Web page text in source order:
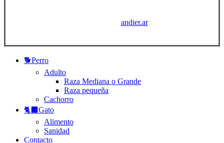
andier.ar
Close
🐕Perro
Adulto
Raza Mediana o Grande
Raza pequeña
Cachorro
🐈‍⬛ Gato
Alimento
Sanidad
Contacto